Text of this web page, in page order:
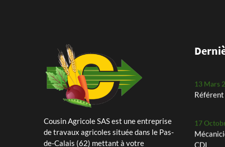
Cousin Agricole SAS est une entreprise
de travaux agricoles située dans le Pas-
de-Calais (62) mettant à votre
11 Mars
13 Mars
17
CDI